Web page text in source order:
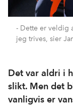
- Dette er veldig
jeg trives, sier
Det var aldri i
slikt. Men det
vanligvis er